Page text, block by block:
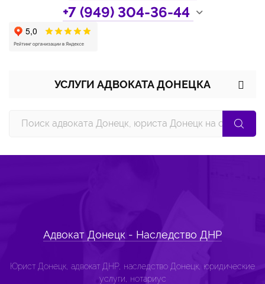
+7 (949) 304-36-44
УСЛУГИ АДВОКАТА ДОНЕЦКА
Адвокат Донецк - Наследство ДНР
Юрист Донецк, адвокат ДНР, наследство Донецк, юридические
услуги, нотариус